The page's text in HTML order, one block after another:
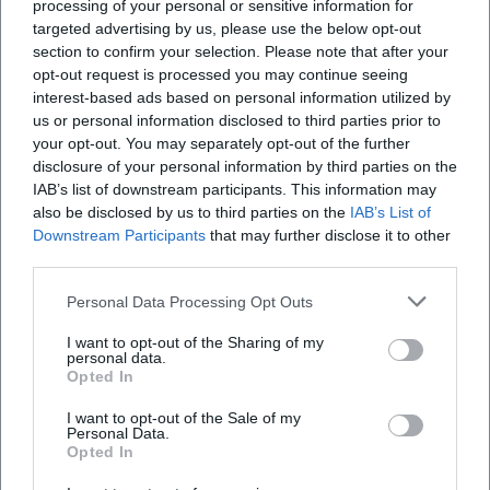
processing of your personal or sensitive information for
targeted advertising by us, please use the below opt-out
section to confirm your selection. Please note that after your
opt-out request is processed you may continue seeing
interest-based ads based on personal information utilized by
us or personal information disclosed to third parties prior to
your opt-out. You may separately opt-out of the further
disclosure of your personal information by third parties on the
IAB’s list of downstream participants. This information may
also be disclosed by us to third parties on the IAB’s List of
Downstream Participants that may further disclose it to other
Personal Data Processing Opt Outs
I want to opt-out of the Sharing of my
personal data.
Opted In
I want to opt-out of the Sale of my
Personal Data.
Opted In
SUN2MOON – Electronic
Open Air in der Kulturlichtung
22. Aug 2026
Tauchen Sie ein in die Welt der
elektronischen Musik beim
SUN2MOON Open Air in
Foodtrucks.
Festivals €
SUN2MOON – Electronic
Open Air
22. Aug 2026
Besuchen Sie das SUN2MOON
Elektronische Musik und
Festivals €